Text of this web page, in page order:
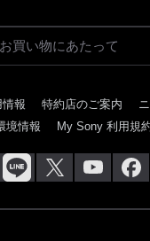
買い物にあたって
報 特約店のご案内
境情報
My Sony 利用規